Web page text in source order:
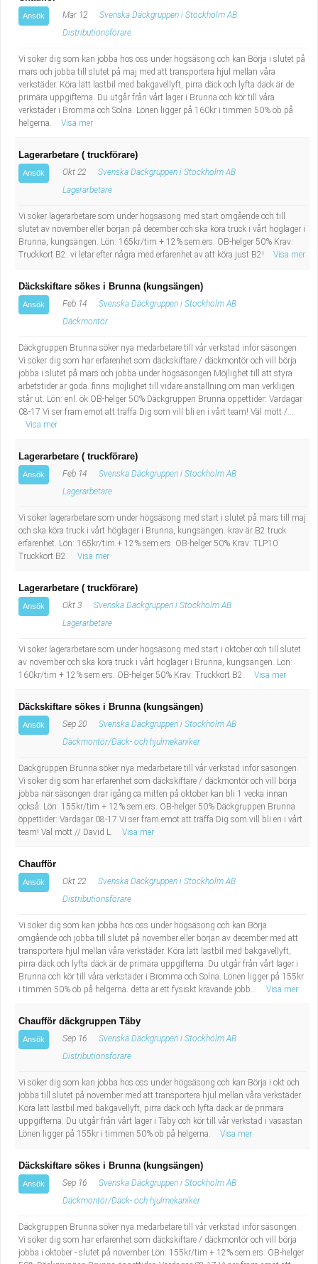
Ansök Mar 12
Svenska Däckgruppen i Stockholm AB
Distributionsförare
Vi söker dig som kan jobba hos oss under högsäsong och kan Börja i slutet på
mars och jobba till slutet på maj med att transportera hjul mellan våra
verkstäder. Köra lätt lastbil med bakgavellyft, pirra däck och lyfta däck är de
primära uppgifterna. Du utgår från vårt lager i Brunna och kör till våra
verkstäder i Bromma och Solna. Lönen ligger på 160kr i timmen 50% ob på
helgerna.
Visa mer
Lagerarbetare ( truckförare)
Ansök Okt 22
Svenska Däckgruppen i Stockholm AB
Lagerarbetare
Vi söker lagerarbetare som under högsäsong med start omgående och till
slutet av november eller början på december och ska köra truck i vårt höglager i
Brunna, kungsängen. Lön: 165kr/tim + 12% sem.ers. OB-helger 50% Krav:
Truckkort B2. vi letar efter några med erfarenhet av att köra just B2!
Visa mer
Däckskiftare sökes i Brunna (kungsängen)
Ansök Feb 14
Svenska Däckgruppen i Stockholm AB
Däckmontör
Däckgruppen Brunna söker nya medarbetare till vår verkstad inför säsongen.
Vi söker dig som har erfarenhet som däckskiftare / däckmontör och vill börja
jobba i slutet på mars och jobba under högsäsongen Möjlighet till att styra
arbetstider är goda. finns möjlighet till vidare anställning om man verkligen
står ut. Lön: enl. ök OB-helger 50% Däckgruppen Brunna öppettider: Vardagar
08-17 Vi ser fram emot att träffa Dig som vill bli en i vårt team! Väl mött /...
Visa mer
Lagerarbetare ( truckförare)
Ansök Feb 14
Svenska Däckgruppen i Stockholm AB
Lagerarbetare
Vi söker lagerarbetare som under högsäsong med start i slutet på mars till maj
och ska köra truck i vårt höglager i Brunna, kungsängen. krav är B2 truck
erfarenhet. Lön: 165kr/tim + 12% sem.ers. OB-helger 50% Krav: TLP10
Truckkort B2.
Visa mer
Lagerarbetare ( truckförare)
Ansök Okt 3
Svenska Däckgruppen i Stockholm AB
Lagerarbetare
Vi söker lagerarbetare som under högsäsong med start i oktober och till slutet
av november och ska köra truck i vårt höglager i Brunna, kungsängen. Lön:
160kr/tim + 12% sem.ers. OB-helger 50% Krav: Truckkort B2.
Visa mer
Däckskiftare sökes i Brunna (kungsängen)
Ansök Sep 20
Svenska Däckgruppen i Stockholm AB
Däckmontör/Däck- och hjulmekaniker
Däckgruppen Brunna söker nya medarbetare till vår verkstad inför säsongen.
Vi söker dig som har erfarenhet som däckskiftare / däckmontör och vill börja
jobba när säsongen drar igång ca mitten på oktober kan bli 1 vecka innan
också. Lön: 155kr/tim + 12% sem.ers. OB-helger 50% Däckgruppen Brunna
öppettider: Vardagar 08-17 Vi ser fram emot att träffa Dig som vill bli en i vårt
team! Väl mött // David L.
Visa mer
Chaufför
Ansök Okt 22
Svenska Däckgruppen i Stockholm AB
Distributionsförare
Vi söker dig som kan jobba hos oss under högsäsong och kan Börja
omgående och jobba till slutet på november eller början av december med att
transportera hjul mellan våra verkstäder. Köra lätt lastbil med bakgavellyft,
pirra däck och lyfta däck är de primära uppgifterna. Du utgår från vårt lager i
Brunna och kör till våra verkstäder i Bromma och Solna. Lönen ligger på 155kr
i timmen 50% ob på helgerna. detta är ett fysiskt krävande jobb...
Visa mer
Chaufför däckgruppen Täby
Ansök Sep 16
Svenska Däckgruppen i Stockholm AB
Distributionsförare
Vi söker dig som kan jobba hos oss under högsäsong och kan Börja i okt och
jobba till slutet på november med att transportera hjul mellan våra verkstäder.
Köra lätt lastbil med bakgavellyft, pirra däck och lyfta däck är de primära
uppgifterna. Du utgår från vårt lager i Täby och kör till vår verkstad i vasastan
Lönen ligger på 155kr i timmen 50% ob på helgerna.
Visa mer
Däckskiftare sökes i Brunna (kungsängen)
Ansök Sep 16
Svenska Däckgruppen i Stockholm AB
Däckmontör/Däck- och hjulmekaniker
Däckgruppen Brunna söker nya medarbetare till vår verkstad inför säsongen.
Vi söker dig som har erfarenhet som däckskiftare / däckmontör och vill börja
jobba i oktober - slutet på november Lön: 155kr/tim + 12% sem.ers. OB-helger